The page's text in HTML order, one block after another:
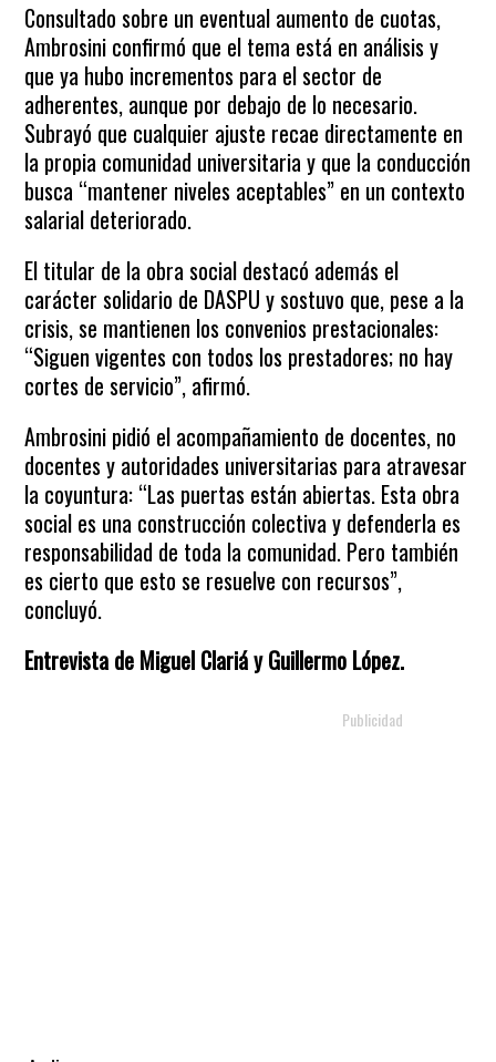
Consultado sobre un eventual aumento de cuotas,
Ambrosini confirmó que el tema está en análisis y
que ya hubo incrementos para el sector de
adherentes, aunque por debajo de lo necesario.
Subrayó que cualquier ajuste recae directamente en
la propia comunidad universitaria y que la conducción
busca “mantener niveles aceptables” en un contexto
salarial deteriorado.
El titular de la obra social destacó además el
carácter solidario de DASPU y sostuvo que, pese a la
crisis, se mantienen los convenios prestacionales:
“Siguen vigentes con todos los prestadores; no hay
cortes de servicio”, afirmó.
Ambrosini pidió el acompañamiento de docentes, no
docentes y autoridades universitarias para atravesar
la coyuntura: “Las puertas están abiertas. Esta obra
social es una construcción colectiva y defenderla es
responsabilidad de toda la comunidad. Pero también
es cierto que esto se resuelve con recursos”,
concluyó.
Entrevista de Miguel Clariá y Guillermo López.